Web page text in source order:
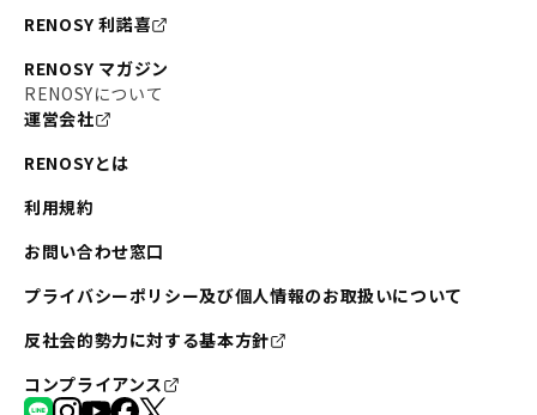
RENOSY 利諾喜
RENOSY マガジン
RENOSYについて
運営会社
RENOSYとは
利用規約
お問い合わせ窓口
プライバシーポリシー及び個人情報のお取扱いについて
反社会的勢力に対する基本方針
コンプライアンス